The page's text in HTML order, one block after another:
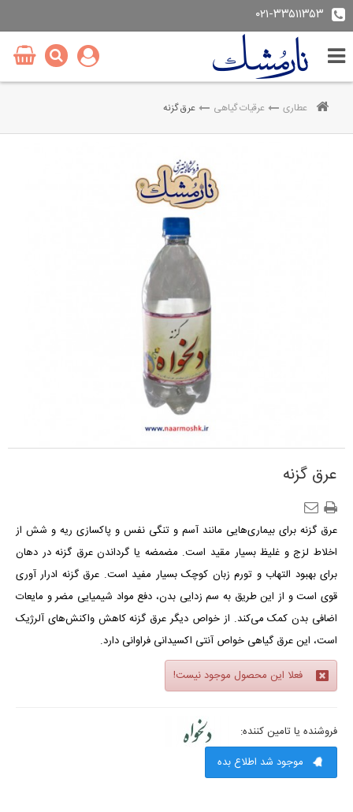
۰۲۱-۳۳۵۱۱۳۵۳
عطاری عرقیات گیاهی عرق گزنه
عرق گزنه
عرق گزنه برای بیماری‌هایی مانند آسم و تنگی نفس و پاکسازی ریه و شش از
اخلاط لزج و غلیظ بسیار مقید است. مضمضه یا گرداندن عرق گزنه در دهان
برای بهبود التهاب و تورم زبان کوچک بسیار مفید است. عرق گزنه ادرار آوری
قوی است و از این طریق به سم زدایی بدن، دفع مواد شیمیایی مضر و مایعات
اضافی بدن کمک می‌کند. از خواص دیگر عرق گزنه کاهش واکنش‌های آلرژیک
است، این عرق گیاهی خواص آنتی اکسیدانی فراوانی دارد.
فعلا این محصول موجود نیست!
فروشنده یا تامین کننده:
موجود شد اطلاع بده